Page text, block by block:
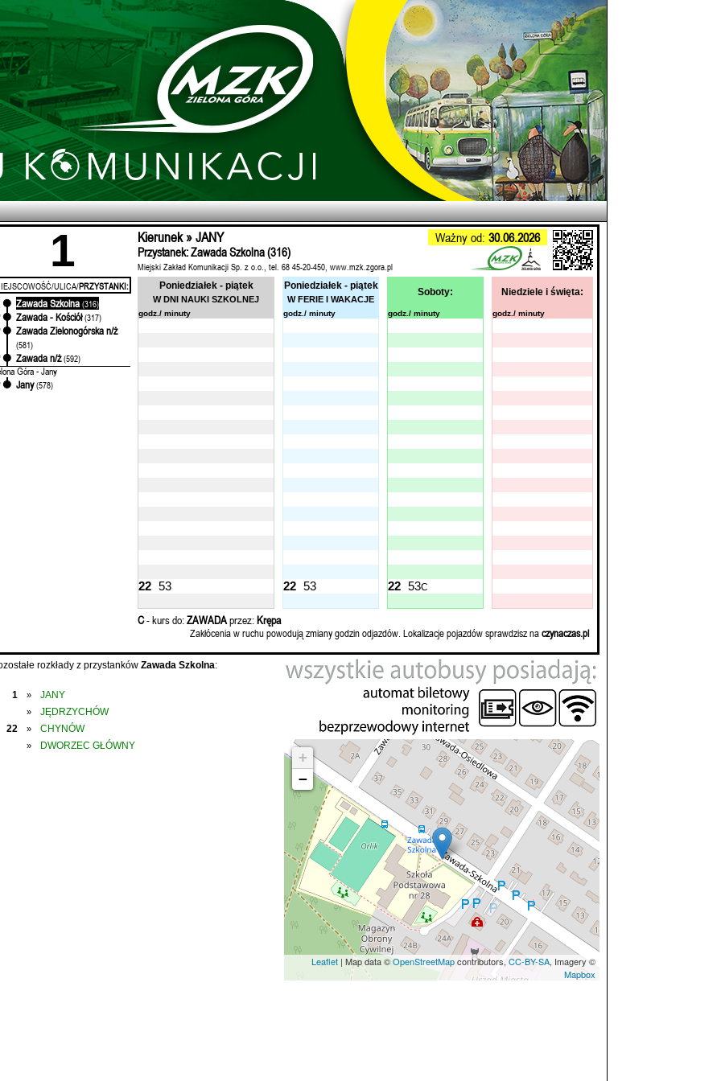
1 Kierunek » JANY Ważny od: 30.06.2026
Przystanek: Zawada Szkolna (316)
Miejski Zakład Komunikacji Sp. z o.o., tel. 68 45-20-450, www.mzk.zgora.pl
ULICA/PRZYSTANKI:
Zawada Szkolna (316)
Zawada - Kościół (317)
Zawada Zielonogórska n/ż
(581)
Zawada n/ż (592)
Góra - Jany
Jany (578)
Poniedziałek - piątek
W DNI NAUKI SZKOLNEJ
Poniedziałek - piątek
W FERIE I WAKACJE
Soboty: Niedziele i święta:
godz./ minuty godz./ minuty godz./ minuty godz./ minuty
22 53 22 53 22 53C
C- kurs do:ZAWADAprzez:Krępa
Zakłócenia w ruchu powodują zmiany godzin odjazdów. Lokalizacje pojazdów sprawdzisz naczynaczas.pl
rozkłady z przystanków Zawada Szkolna:
1 » JANY
»
JĘDRZYCHÓW
22
» CHYNÓW
» DWORZEC GŁÓWNY
+
−
Leaflet | Map data ©OpenStreetMapcontributors, CC-BY-SA, Imagery ©
Mapbox